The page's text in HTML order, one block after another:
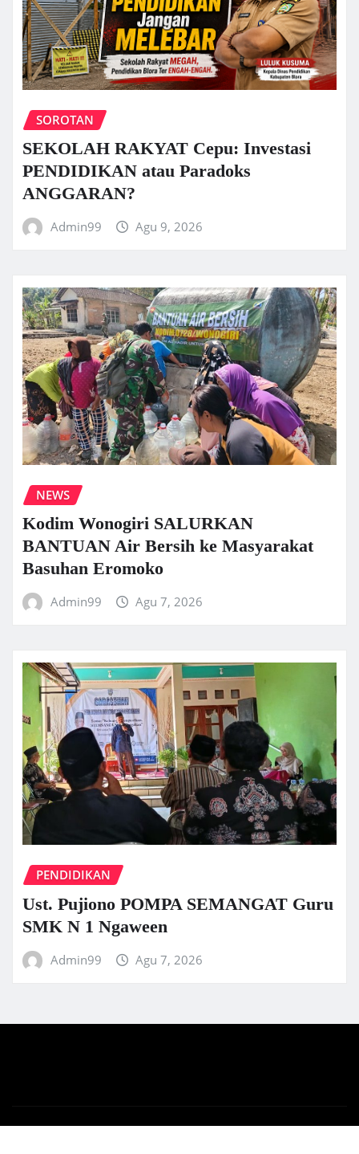
SOROTAN
SEKOLAH RAKYAT Cepu: Investasi
PENDIDIKAN atau Paradoks
ANGGARAN?
Admin99 Agu 9, 2026
NEWS
Kodim Wonogiri SALURKAN
BANTUAN Air Bersih ke Masyarakat
Basuhan Eromoko
Admin99 Agu 7, 2026
PENDIDIKAN
Ust. Pujiono POMPA SEMANGAT Guru
SMK N 1 Ngaween
Admin99 Agu 7, 2026